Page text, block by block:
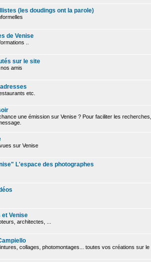
(les doudings ont la parole)
de Venise
..
sur le site
amis
etc.
une émission sur Venise ? Pour faciliter les
sur Venise
L'espace des photographes
Venise
architectes, ...
collages, photomontages... toutes vos créations sur le